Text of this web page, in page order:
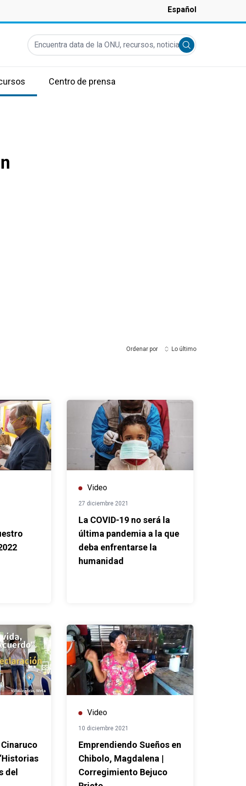
Español
Encuentra data de la ONU, recursos, noticias y más...
Submit search
Centro de prensa
Ordenar por Lo último
Video
27 diciembre 2021
La COVID-19 no será la
última pandemia a la que
deba enfrentarse la
humanidad
del
Video
10 diciembre 2021
Emprendiendo Sueños en
Chibolo, Magdalena |
Corregimiento Bejuco